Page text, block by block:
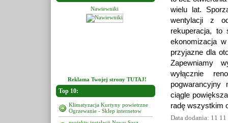
Nawiewniki Nawiewniki
Reklama Twojej strony TUTAJ!
Top 10:
Klimatyzacja Kurtyny powietrzne
Ogrzewanie - Sklep internetow
wielu lat.
wentylacji z
rekuperacja, to
ekonomizacja
przyjazne dla
Zapewniamy
wyłącznie
pogwarancyjny
ciągle
radę wszystkim
Data dodania: 11